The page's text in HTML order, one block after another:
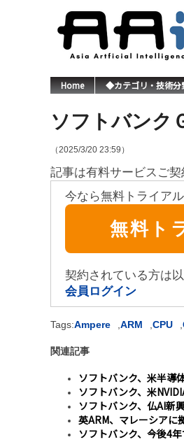
Home ◆カテゴリ・技術
ソフトバンク
（2025/3/20 23:59）
記事は有料サービスご契
今なら無料トライア
無料ト
契約されている方は
会員ログイン
Tags:Ampere ARM CPU
関連記事
ソフトバンク、米半導
ソフトバンク、米
ソフトバンク、仏AI新
英ARM、マレーシアに
ソフトバンク、今後4